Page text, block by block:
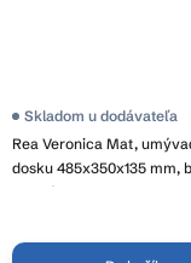
Rea Veronica Mat,
dosku 485x350x135 mm,
modrá-vzor, REA-U3900
Skladom u dodávateľa